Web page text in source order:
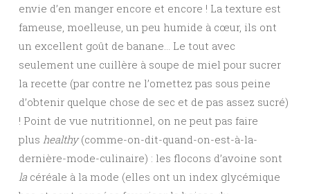
envie d’en manger encore et encore ! La texture est
fameuse, moelleuse, un peu humide à cœur, ils ont
un excellent goût de banane… Le tout avec
seulement une cuillère à soupe de miel pour sucrer
la recette (par contre ne l’omettez pas sous peine
d’obtenir quelque chose de sec et de pas assez sucré)
! Point de vue nutritionnel, on ne peut pas faire
plus healthy(comme-on-dit-quand-on-est-à-la-
dernière-mode-culinaire) : les flocons d’avoine sont
la céréale à la mode (elles ont un index glycémique